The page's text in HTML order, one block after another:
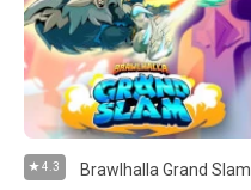
4.3 Brawlhalla Grand Slam